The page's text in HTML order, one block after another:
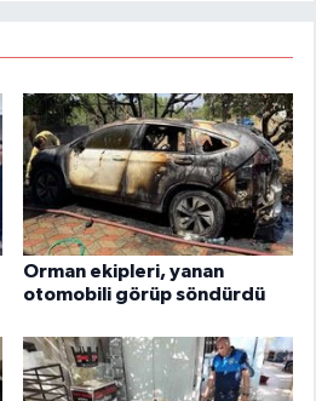
Orman ekipleri, yanan
otomobili görüp söndürdü